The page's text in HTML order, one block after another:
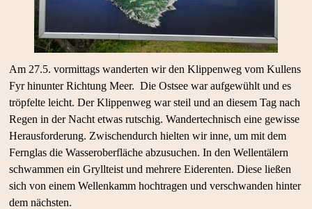
Am 27.5. vormittags wanderten wir den Klippenweg vom Kullens
Fyr hinunter Richtung Meer. Die Ostsee war aufgewühlt und es
tröpfelte leicht. Der Klippenweg war steil und an diesem Tag nach
Regen in der Nacht etwas rutschig. Wandertechnisch eine gewisse
Herausforderung. Zwischendurch hielten wir inne, um mit dem
Fernglas die Wasseroberfläche abzusuchen. In den Wellentälern
schwammen ein Gryllteist und mehrere Eiderenten. Diese ließen
sich von einem Wellenkamm hochtragen und verschwanden hinter
dem nächsten.